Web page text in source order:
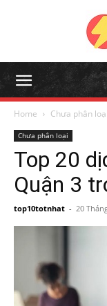
Home Chưa phân loại
Chưa phân loại
Top 20
Quận 3
top10totnhat - 20